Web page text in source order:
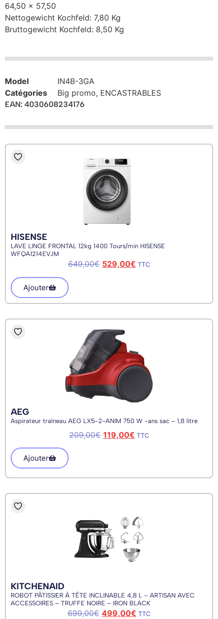
64,50 x 57,50
Nettogewicht Kochfeld: 7,80 Kg
Bruttogewicht Kochfeld: 8,50 Kg
Model
IN4B-3GA
Catégories
Big promo, ENCASTRABLES
EAN: 4030608234176
HISENSE
LAVE LINGE FRONTAL 12kg 1400 Tours/min HISENSE
WFQA1214EVJM
649,00€ 529,00€ TTC
Ajouter
AEG
Aspirateur traîneau AEG LX5-2-ANIM 750 W -ans sac – 1,8 litre
209,00€ 119,00€ TTC
Ajouter
KITCHENAID
ROBOT PÂTISSIER À TÊTE INCLINABLE 4,8 L – ARTISAN AVEC
ACCESSOIRES – TRUFFE NOIRE – IRON BLACK
699,00€ 499,00€ TTC